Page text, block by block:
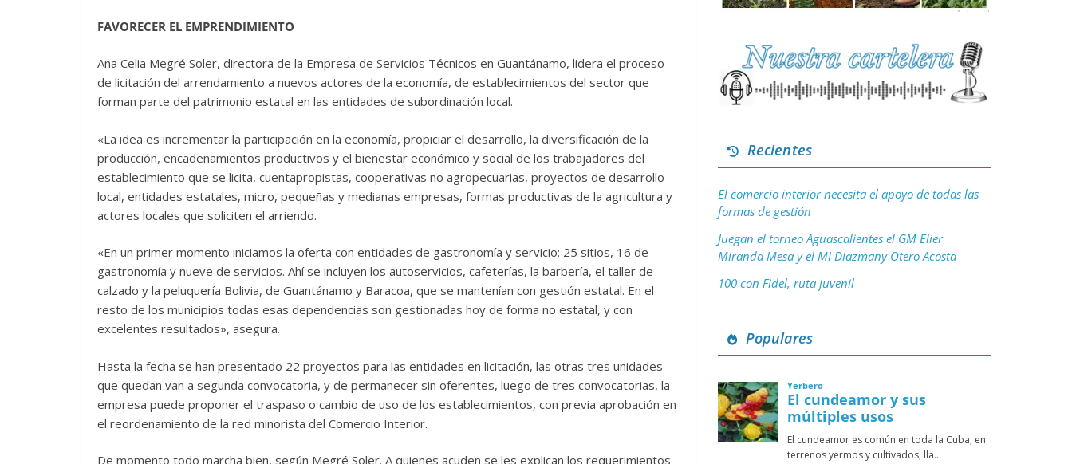
FAVORECER EL EMPRENDIMIENTO
Ana Celia Megré Soler, directora de la Empresa de Servicios Técnicos en Guantánamo, lidera el proceso
de licitación del arrendamiento a nuevos actores de la economía, de establecimientos del sector que
forman parte del patrimonio estatal en las entidades de subordinación local.
«La idea es incrementar la participación en la economía, propiciar el desarrollo, la diversificación de la
producción, encadenamientos productivos y el bienestar económico y social de los trabajadores del
establecimiento que se licita, cuentapropistas, cooperativas no agropecuarias, proyectos de desarrollo
local, entidades estatales, micro, pequeñas y medianas empresas, formas productivas de la agricultura y
actores locales que soliciten el arriendo.
«En un primer momento iniciamos la oferta con entidades de gastronomía y servicio: 25 sitios, 16 de
gastronomía y nueve de servicios. Ahí se incluyen los autoservicios, cafeterías, la barbería, el taller de
calzado y la peluquería Bolivia, de Guantánamo y Baracoa, que se mantenían con gestión estatal. En el
resto de los municipios todas esas dependencias son gestionadas hoy de forma no estatal, y con
excelentes resultados», asegura.
Hasta la fecha se han presentado 22 proyectos para las entidades en licitación, las otras tres unidades
que quedan van a segunda convocatoria, y de permanecer sin oferentes, luego de tres convocatorias, la
empresa puede proponer el traspaso o cambio de uso de los establecimientos, con previa aprobación en
el reordenamiento de la red minorista del Comercio Interior.
De momento todo marcha bien, según Megré Soler. A quienes acuden se les explican los requerimientos
Recientes
El comercio interior necesita el apoyo de todas las
formas de gestión
Juegan el torneo Aguascalientes el GM Elier
Miranda Mesa y el MI Diazmany Otero Acosta
100 con Fidel, ruta juvenil
Populares